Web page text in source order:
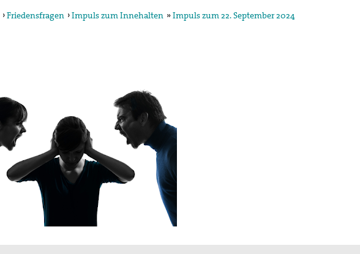
›Friedensfragen ›Impuls zum Innehalten »Impuls zum 22. September 2024